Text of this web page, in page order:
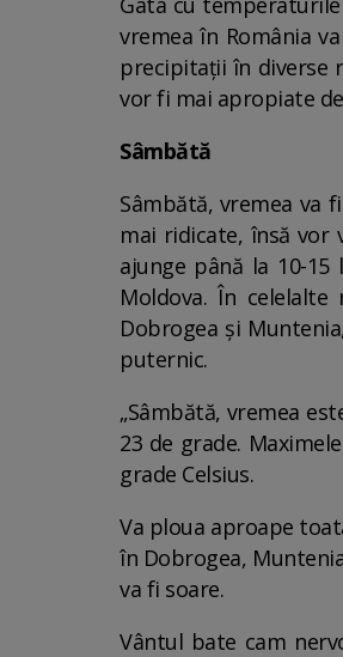
vremea în România
precipitații în diverse
vor fi mai apropiate
Sâmbătă
Sâmbătă, vremea va
mai ridicate, însă vor
ajunge până la 10-
Moldova. În
Dobrogea și
puternic.
„Sâmbătă, vremea
23 de grade.
grade Celsius.
Va ploua aproape
în Dobrogea,
va fi soare.
Vântul bate cam